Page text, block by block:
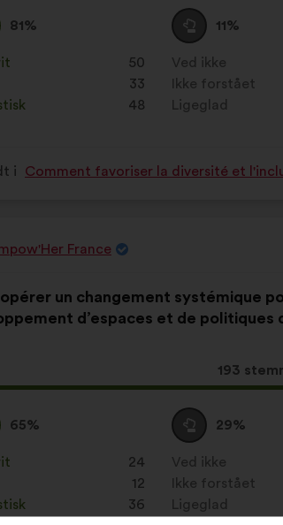
opnået:
81%
50
33
48
Neutral
:
11%
Dette
forslag
er
kvalificeret
som:
Ved ikke
:gang
Ikke forstået
gang
Ligeglad
gang
i Comment favoriser la diversité et
France
opérer un changement systémique
d’espaces et de politiques
Dette
forslag
opnået:
193
65%
24
12
36
Neutral
:
29%
Dette
forslag
er
kvalificeret
som:
Ved ikke
:gang
Ikke forstået
gang
Ligeglad
gang